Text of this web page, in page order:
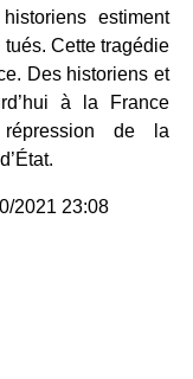
estiment
tués. Cette tragédie
Des historiens et
à la France
de la
2021 23:08